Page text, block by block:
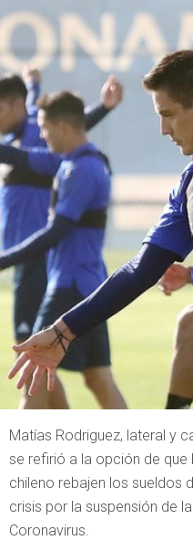
Matías Rodriguez, lateral y
se refirió a la opción de
chileno rebajen los sueldos
crisis por la suspensión de
Coronavirus.